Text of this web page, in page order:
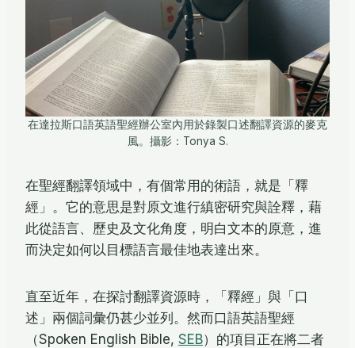
在達拉斯口語英語聖經辦公室內用於錄製口述翻譯資源的麥克
風。攝影：Tonya S.
在聖經翻譯領域中，有個常用的術語，就是「釋
經」。它的意思是對原文進行縝密研究與詮釋，藉
此從語言、歷史及文化角度，明白文本的原意，進
而決定如何以目標語言最佳地表達出來。
直至近年，在探討翻譯資源時，「釋經」與「口
述」兩個詞彙仍甚少並列。然而口語英語聖經
（Spoken English Bible, SEB）的項目正在將二者